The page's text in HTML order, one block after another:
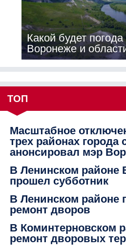
Какой будет погода
Воронеже и
ТОП
Масштабное
трех районах города
анонсировал мэр
В Ленинском районе
прошел субботник
В Ленинском районе
ремонт дворов
В Коминтерновском
ремонт дворовых